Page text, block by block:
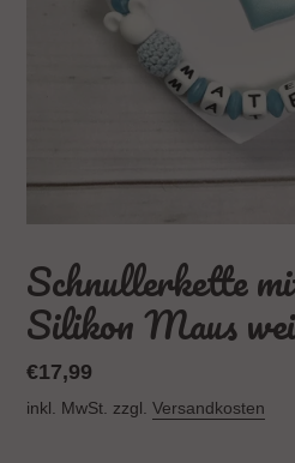
Schnullerkette
Silikon Maus
Normaler
Preis
€17,99
inkl. MwSt. zzgl. Versandkosten